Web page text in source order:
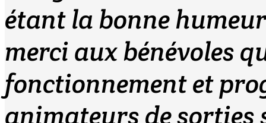
étant la bonne
merci aux bénévoles
fonctionnement et
animateurs de sorties